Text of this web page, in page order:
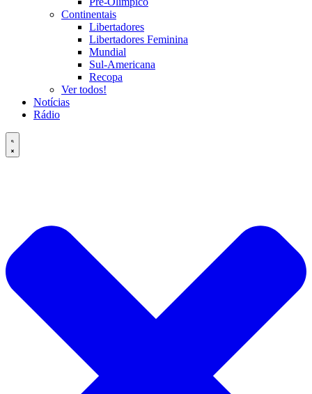
Continentais
Libertadores
Libertadores Feminina
Mundial
Sul-Americana
Recopa
Ver todos!
Notícias
Rádio